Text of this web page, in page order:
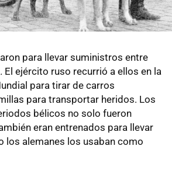
para llevar suministros entre
El ejército ruso recurrió a ellos en la
para tirar de carros
para transportar heridos. Los
bélicos no solo fueron
eran entrenados para llevar
los alemanes los usaban como